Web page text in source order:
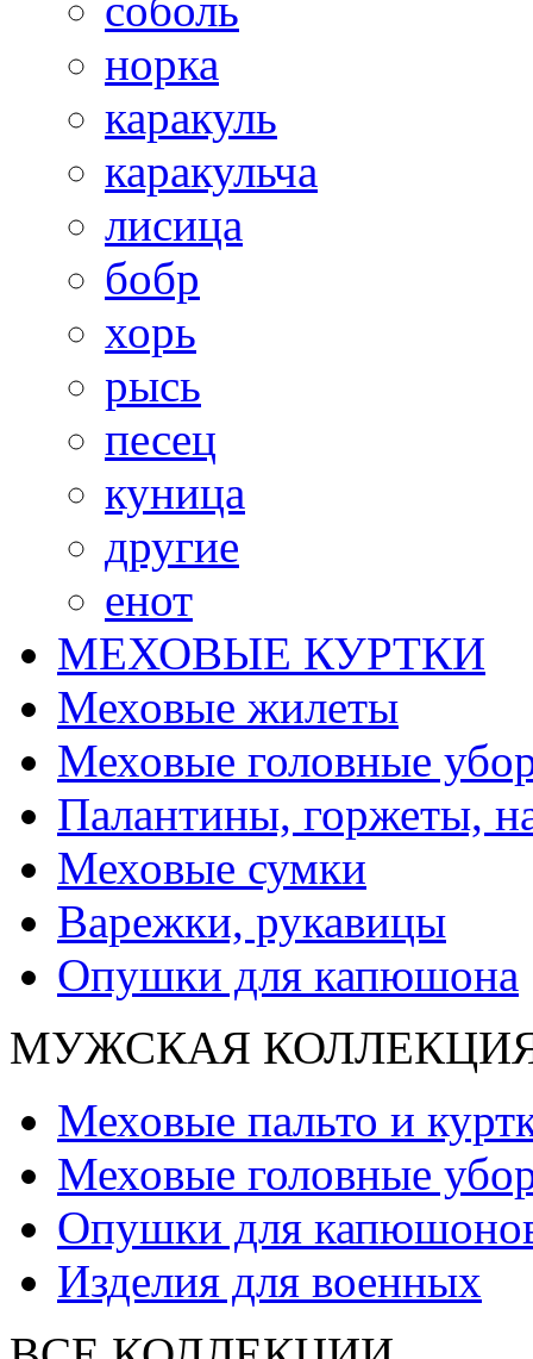
норка
каракуль
каракульча
лисица
бобр
хорь
рысь
песец
куница
другие
енот
МЕХОВЫЕ КУРТКИ
Меховые жилеты
Меховые головные
Палантины, горжеты,
Меховые сумки
Варежки, рукавицы
Опушки для капюшона
МУЖСКАЯ
Меховые пальто и
Меховые головные
Опушки для
Изделия для военных